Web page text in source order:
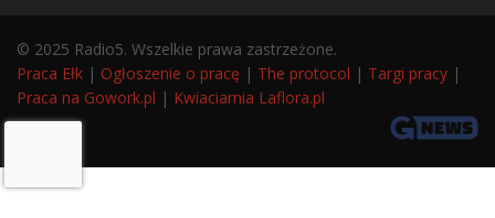
© 2025 Radio5. Wszelkie prawa zastrzeżone.
Praca Ełk | Ogłoszenie o pracę | The protocol | Targi pracy |
Praca na Gowork.pl | Kwiaciarnia Laflora.pl